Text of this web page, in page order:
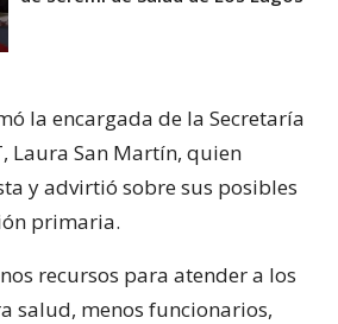
la encargada de la Secretaría
Laura San Martín, quien
y advirtió sobre sus posibles
primaria.
recursos para atender a los
salud, menos funcionarios,